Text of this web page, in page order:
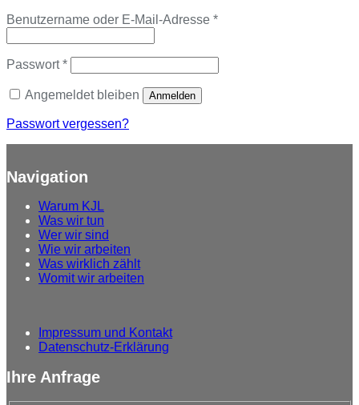
Benutzername oder E-Mail-Adresse *Erforderlich
Passwort*Erforderlich
Angemeldet bleiben Anmelden
Passwort vergessen?
Navigation
Warum KJL
Was wir tun
Wer wir sind
Wie wir arbeiten
Was wirklich zählt
Womit wir arbeiten
Impressum und Kontakt
Datenschutz-Erklärung
Ihre Anfrage